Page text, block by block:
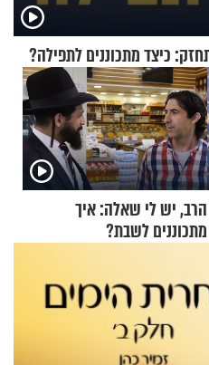
כיצד מתכוננים לתפילה?
הרב, יש לי שאלה: איך
מתכוננים לשבת?